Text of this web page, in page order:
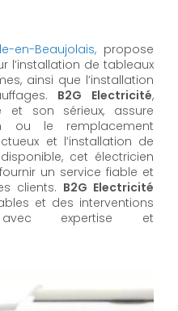
en-Beaujolais,propose
l’installation de tableaux
ainsi que l’installation
B2G Electricité,
son sérieux, assure
ou le remplacement
et l’installation de
cet électricien
un service fiable et
clients. B2G Electricité
et des interventions
avec expertise et